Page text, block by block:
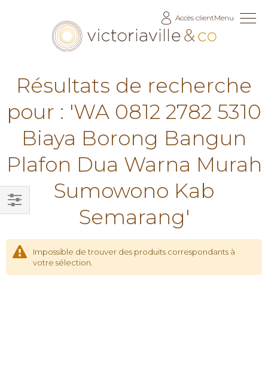
Accès clientMenu
Résultats de recherche
pour : 'WA 0812 2782 5310
Biaya Borong Bangun
Plafon Dua Warna Murah
Sumowono Kab
Semarang'
Impossible de trouver des produits correspondants à
votre sélection.
Filtrer